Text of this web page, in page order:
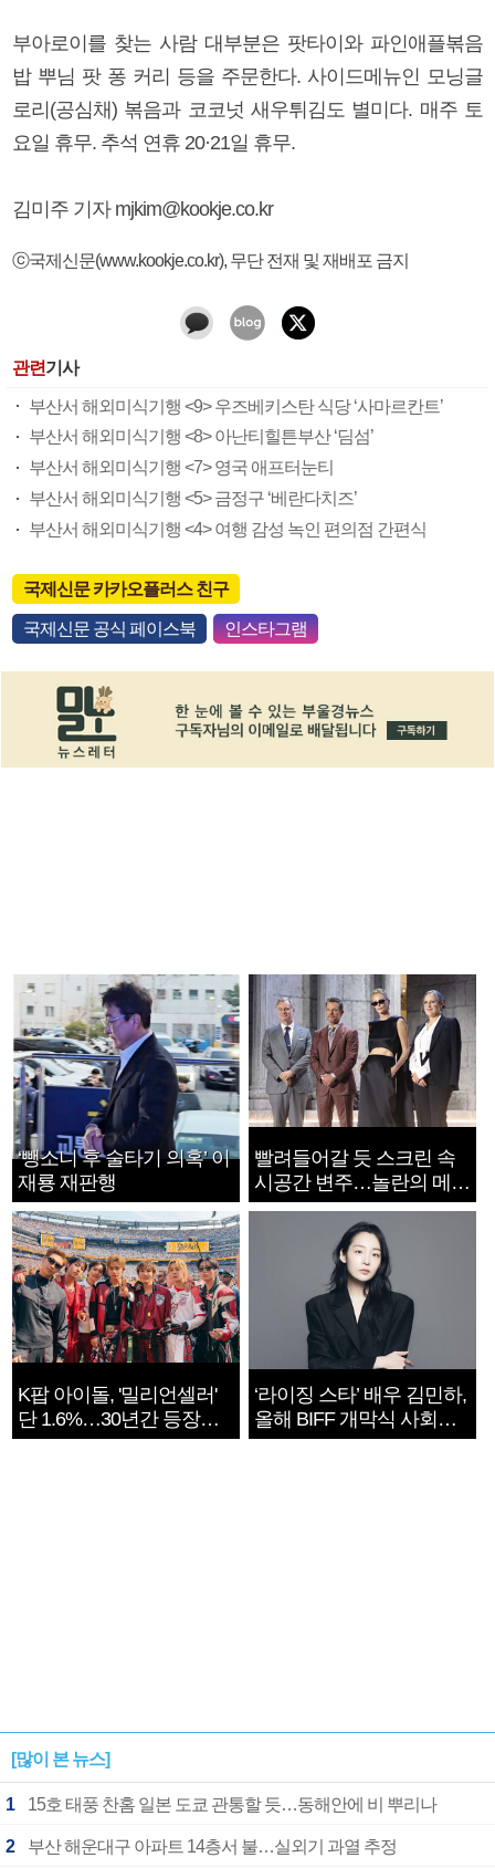
부아로이를 찾는 사람 대부분은 팟타이와 파인애플볶음
밥 뿌님 팟 퐁 커리 등을 주문한다. 사이드메뉴인 모닝글
로리(공심채) 볶음과 코코넛 새우튀김도 별미다. 매주 토
요일 휴무. 추석 연휴 20·21일 휴무.
김미주 기자 mjkim@kookje.co.kr
ⓒ국제신문(www.kookje.co.kr), 무단 전재 및 재배포 금지
관련기사
부산서 해외미식기행 <9> 우즈베키스탄 식당 ‘사마르칸트’
부산서 해외미식기행 <8> 아난티힐튼부산 ‘딤섬’
부산서 해외미식기행 <7> 영국 애프터눈티
부산서 해외미식기행 <5> 금정구 ‘베란다치즈’
부산서 해외미식기행 <4> 여행 감성 녹인 편의점 간편식
국제신문 카카오플러스 친구
국제신문 공식 페이스북 인스타그램
‘뺑소니 후 술타기 의혹’ 이
재룡 재판행
빨려들어갈 듯 스크린 속
시공간 변주…놀란의 메시
지는 ‘전쟁 속죄’
K팝 아이돌, '밀리언셀러'
단 1.6%…30년간 등장
1182개팀 전수조사
‘라이징 스타’ 배우 김민하,
올해 BIFF 개막식 사회자
확정
[많이 본 뉴스]
1 15호 태풍 찬홈 일본 도쿄 관통할 듯…동해안에 비 뿌리나
2 부산 해운대구 아파트 14층서 불…실외기 과열 추정